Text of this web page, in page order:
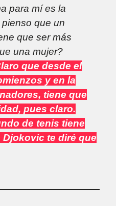
para mí es la
que un
que ser más
una mujer?
que desde el
y en la
tiene que
pues claro.
de tenis tiene
te diré que